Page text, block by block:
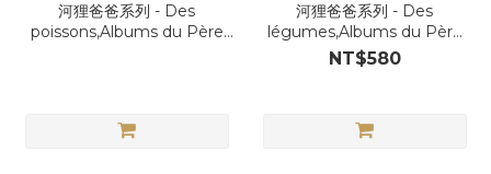
河狸爸爸系列 - Des
poissons,Albums du Père
河狸爸爸系列 - Des
légumes,Albums du Père
Castor 蔬菜
NT$580